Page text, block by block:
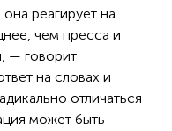
реагирует на
чем пресса и
— говорит
на словах и
отличаться
может быть